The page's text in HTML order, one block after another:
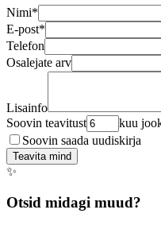
Nimi*
E-post*
Telefon
Osalejate arv
Lisainfo
Soovin teavitust
kuu
Soovin saada uudiskirja
Teavita mind
✨
Otsid midagi muud?